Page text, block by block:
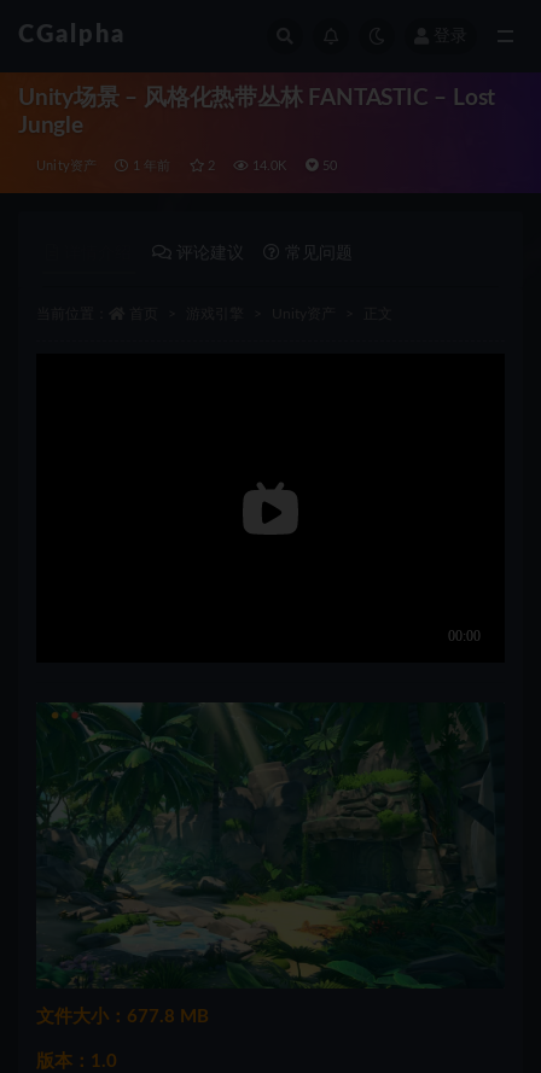
CGalpha
Unity场景 – 风格化热带丛林 FANTASTIC – Lost
Jungle
Unity资产 1 年前 2 14.0K 50
评论建议 常见问题
文件大小：677.8 MB
版本：1.0